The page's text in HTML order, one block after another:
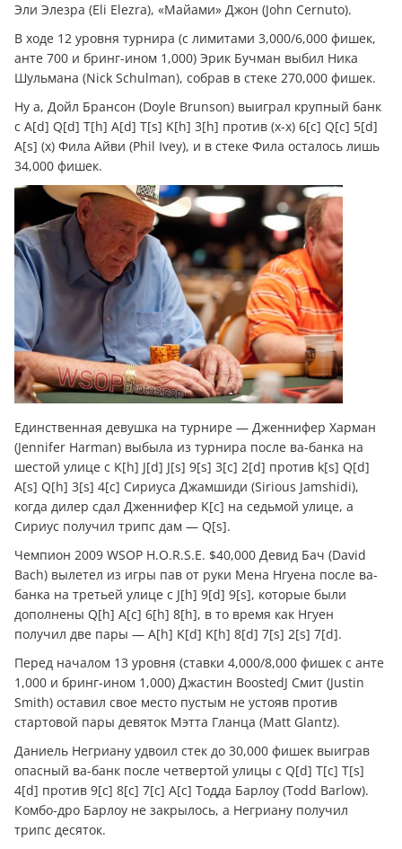
Эли Элезра (Eli Elezra), «Майами» Джон (John Cernuto).
В ходе 12 уровня турнира (с лимитами 3,000/6,000 фишек,
анте 700 и бринг-ином 1,000) Эрик Бучман выбил Ника
Шульмана (Nick Schulman), собрав в стеке 270,000 фишек.
Ну а, Дойл Брансон (Doyle Brunson) выиграл крупный банк
с A[d] Q[d] T[h] A[d] T[s] K[h] 3[h] против (x-x) 6[c] Q[c] 5[d]
A[s] (x) Фила Айви (Phil Ivey), и в стеке Фила осталось лишь
34,000 фишек.
Единственная девушка на турнире — Дженнифер Харман
(Jennifer Harman) выбыла из турнира после ва-банка на
шестой улице с K[h] J[d] J[s] 9[s] 3[c] 2[d] против k[s] Q[d]
A[s] Q[h] 3[s] 4[c] Сириуса Джамшиди (Sirious Jamshidi),
когда дилер сдал Дженнифер K[c] на седьмой улице, а
Сириус получил трипс дам — Q[s].
Чемпион 2009 WSOP H.O.R.S.E. $40,000 Девид Бач (David
Bach) вылетел из игры пав от руки Мена Нгуена после ва-
банка на третьей улице с J[h] 9[d] 9[s], которые были
дополнены Q[h] A[c] 6[h] 8[h], в то время как Нгуен
получил две пары — A[h] K[d] K[h] 8[d] 7[s] 2[s] 7[d].
Перед началом 13 уровня (ставки 4,000/8,000 фишек с анте
1,000 и бринг-ином 1,000) Джастин BoostedJ Смит (Justin
Smith) оставил свое место пустым не устояв против
стартовой пары девяток Мэтта Гланца (Matt Glantz).
Даниель Негриану удвоил стек до 30,000 фишек выиграв
опасный ва-банк после четвертой улицы с Q[d] T[c] T[s]
4[d] против 9[c] 8[c] 7[c] A[c] Тодда Барлоу (Todd Barlow).
Комбо-дро Барлоу не закрылось, а Негриану получил
трипс десяток.